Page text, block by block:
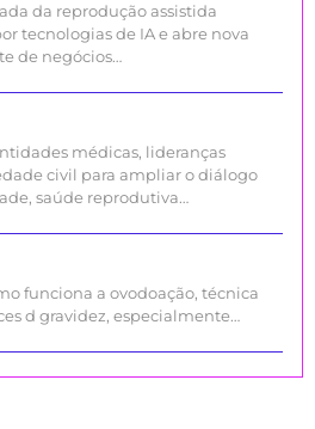
da reprodução assistida
tecnologias de IA e abre nova
de negócios…
médicas, lideranças
civil para ampliar o diálogo
saúde reprodutiva…
funciona a ovodoação, técnica
d gravidez, especialmente…